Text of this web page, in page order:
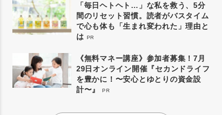
「毎日ヘトヘト…」な私を救う、5分
間のリセット習慣。読者がバスタイム
で心も体も「生まれ変われた」理由と
は PR
《無料マネー講座》参加者募集！7月
29日オンライン開催『セカンドライフ
を豊かに！〜安心とゆとりの資金設
計〜』
PR